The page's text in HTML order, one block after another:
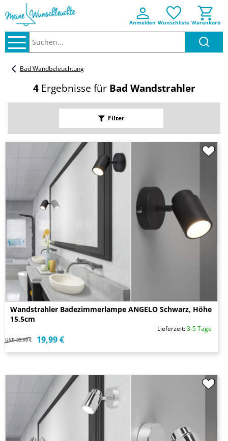
Anmelden Wunschliste Warenkorb
Bad Wandbeleuchtung
4Ergebnisse für Bad Wandstrahler
Filter
Wandstrahler Badezimmerlampe ANGELO Schwarz, Höhe
15,5cm
Lieferzeit:3-5 Tage
UVP 35,99 € 19,99 €